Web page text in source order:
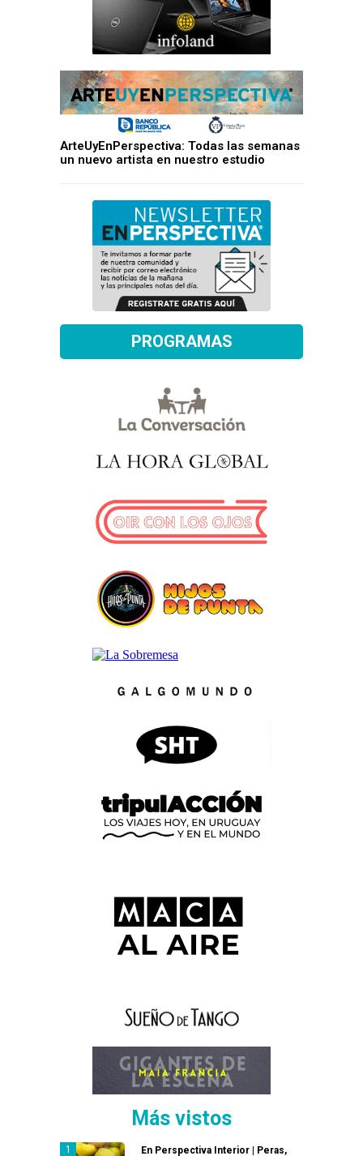
ArteUyEnPerspectiva: Todas las semanas
un nuevo artista en nuestro estudio
PROGRAMAS
Más vistos
En Perspectiva Interior | Peras,